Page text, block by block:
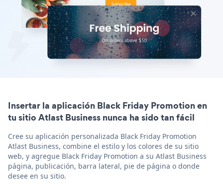
Insertar la aplicación Black Friday Promotion en
tu sitio Atlast Business nunca ha sido tan fácil
Cree su aplicación personalizada Black Friday Promotion
Atlast Business, combine el estilo y los colores de su sitio
web, y agregue Black Friday Promotion a su Atlast Business
página, publicación, barra lateral, pie de página o donde
desee en su sitio.